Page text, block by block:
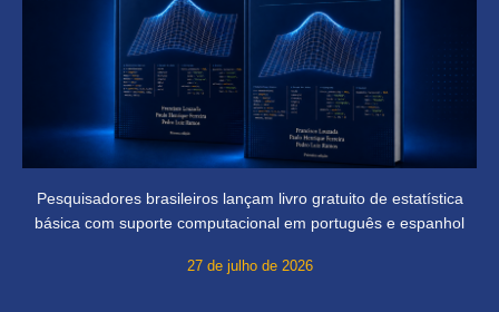
Pesquisadores brasileiros lançam livro gratuito de estatística
básica com suporte computacional em português e espanhol
27 de julho de 2026